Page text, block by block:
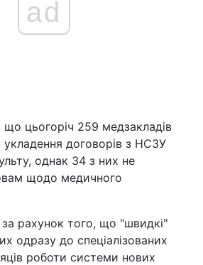
ad
цьогоріч 259 медзакладів
укладення договорів з НСЗУ
однак 34 з них не
щодо медичного
рахунок того, що "швидкі"
одразу до спеціалізованих
роботи системи нових